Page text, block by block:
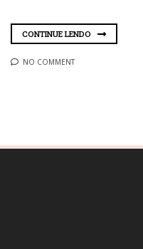
CONTINUE LENDO
NO COMMENT